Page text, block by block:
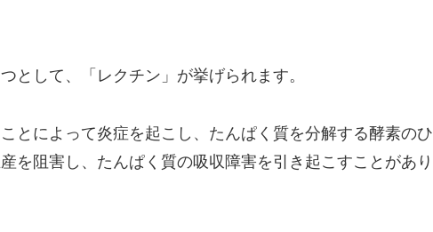
として、「レクチン」が挙げられます。
とによって炎症を起こし、たんぱく質を分解する酵素のひ
を阻害し、たんぱく質の吸収障害を引き起こすことがあり